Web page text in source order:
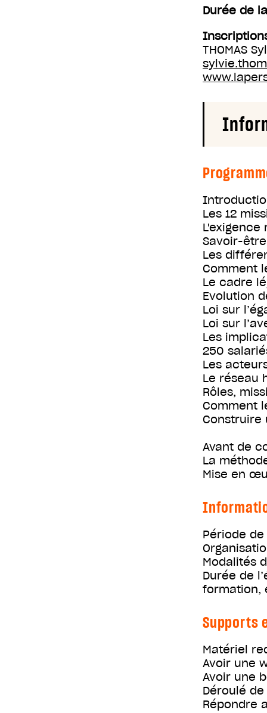
Durée de
THOMAS
Les 12
Savoir-
Les
Comment
Le cadre
Evolution
Loi sur
Loi sur
Les
250
Les
Le réseau
Rôles,
Comment
Construire
Avant de
La
Mise en
Période
Modalités
Durée de
formation,
Supports
Matériel
Avoir une
Avoir une
Déroulé
Répondre